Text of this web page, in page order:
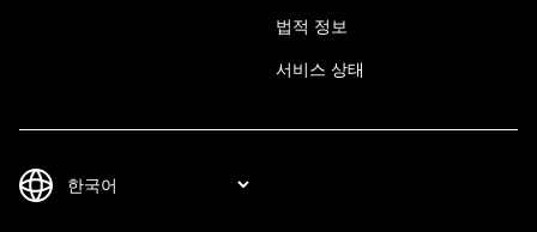
법적 정보
서비스 상태